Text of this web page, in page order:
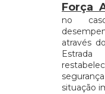
Força
no
através
situação